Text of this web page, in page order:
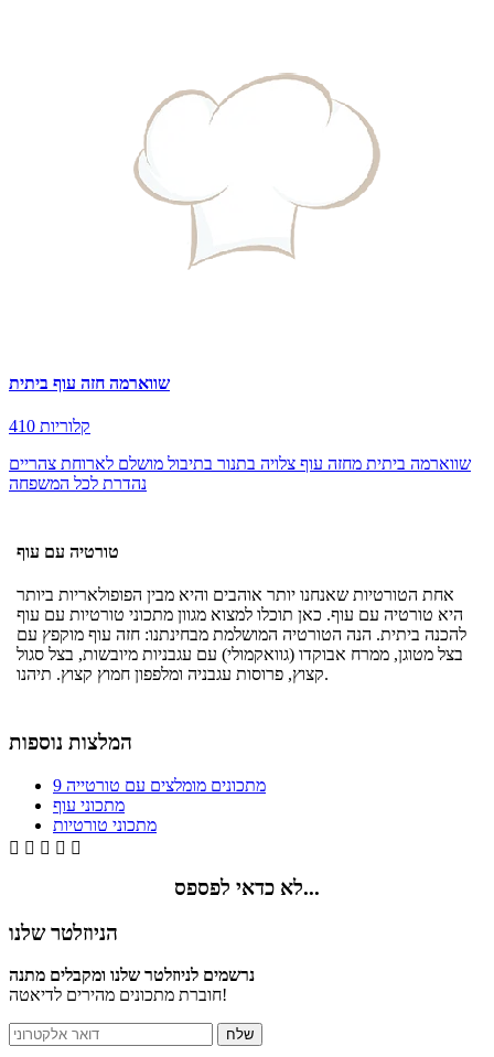
שווארמה חזה עוף ביתית
410 קלוריות
שווארמה ביתית מחזה עוף צלויה בתנור בתיבול מושלם לארוחת צהריים
נהדרת לכל המשפחה
טורטיה עם עוף
אחת הטורטיות שאנחנו יותר אוהבים והיא מבין הפופולאריות ביותר
היא טורטיה עם עוף. כאן תוכלו למצוא מגוון מתכוני טורטיות עם עוף
להכנה ביתית. הנה הטורטיה המושלמת מבחינתנו: חזה עוף מוקפץ עם
בצל מטוגן, ממרח אבוקדו (גוואקמולי) עם עגבניות מיובשות, בצל סגול
קצוץ, פרוסות עגבניה ומלפפון חמוץ קצוץ. תיהנו.
המלצות נוספות
9 מתכונים מומלצים עם טורטייה
מתכוני עוף
מתכוני טורטיות
    
לא כדאי לפספס...
הניוזלטר שלנו
נרשמים לניוזלטר שלנו ומקבלים מתנה
חוברת מתכונים מהירים לדיאטה!